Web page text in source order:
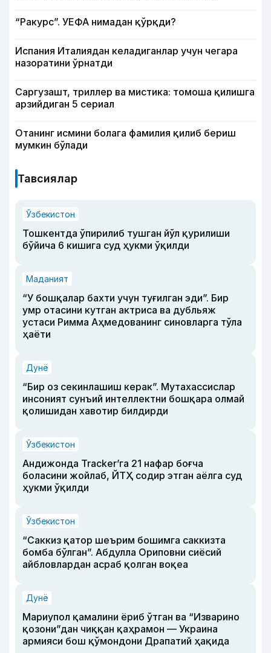
“Ракурс”. УЕФА нимадан қўрқди?
Испания Италиядан келадиганлар учун чегара
назоратини ўрнатди
Саргузашт, триллер ва мистика: томоша қилишга
арзийдиган 5 сериал
Отанинг исмини болага фамилия қилиб бериш
мумкин бўлади
Тавсиялар
Ўзбекистон
Тошкентда ўпирилиб тушган йўл қурилиши
бўйича 6 кишига суд ҳукми ўқилди
Маданият
“У бошқалар бахти учун туғилган эди”. Бир
умр отасини кутган актриса ва дубльяж
устаси Римма Аҳмедованинг синовларга тўла
ҳаёти
Дунё
“Бир оз секинлашиш керак”. Мутахассислар
инсоният сунъий интеллектни бошқара олмай
қолишидан хавотир билдирди
Ўзбекистон
Андижонда Tracker’га 21 нафар боғча
боласини жойлаб, ЙТҲ содир этган аёлга суд
ҳукми ўқилди
Ўзбекистон
“Саккиз қатор шеърим бошимга саккизта
бомба бўлган”. Абдулла Ориповни сиёсий
айбловлардан асраб қолган воқеа
Дунё
Мариупол қамалини ёриб ўтган ва “Изварино
қозони”дан чиққан қаҳрамон — Украина
армияси бош қўмондони Драпатий ҳақида